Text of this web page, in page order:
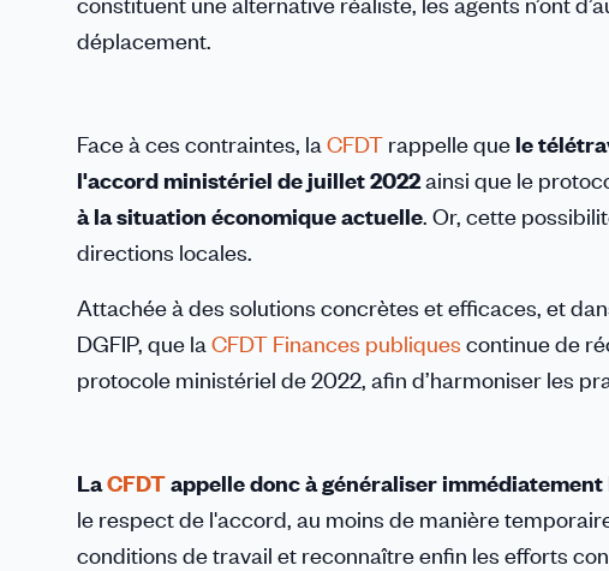
déplacement.
Face à ces contraintes, la CFDT rappelle que le
l'accord ministériel de juillet 2022ainsi que le
à la situation économique actuelle. Or, cette
directions locales.
Attachée à des solutions concrètes et efficaces, et
DGFIP, que la CFDT Finances publiques continue de
protocole ministériel de 2022, afin d’harmoniser les
LaCFDTappelle donc à généraliser
le respect de l'accord, au moins de manière
conditions de travail et reconnaître enfin les efforts